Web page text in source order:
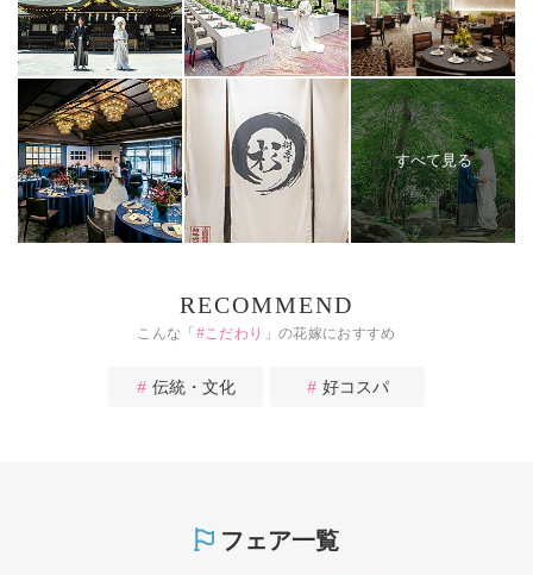
すべて見る
RECOMMEND
こんな「 #こだわり 」の花嫁におすすめ
伝統・文化 好コスパ
フェア一覧